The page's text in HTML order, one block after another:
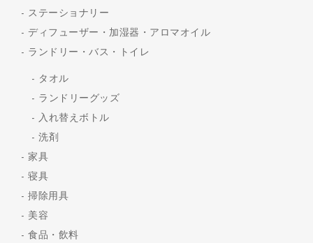
ステーショナリー
ディフューザー・加湿器・アロマオイル
ランドリー・バス・トイレ
タオル
ランドリーグッズ
入れ替えボトル
洗剤
家具
寝具
掃除用具
美容
食品・飲料